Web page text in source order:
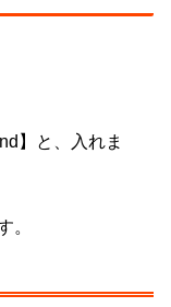
】と、入れま
。